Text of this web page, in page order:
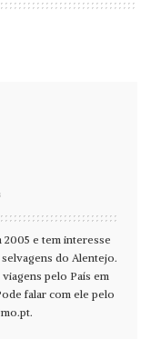
e tem interesse
do Alentejo.
pelo País em
falar com ele pelo
.